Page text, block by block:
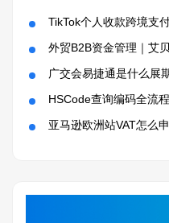
TikTok个人收款跨境支
外贸B2B资金管理｜艾
广交会易捷通是什么展
HSCode查询编码全流
亚马逊欧洲站VAT怎么